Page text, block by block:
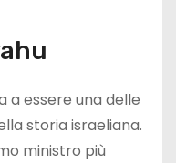
a essere una delle
storia israeliana.
ministro più